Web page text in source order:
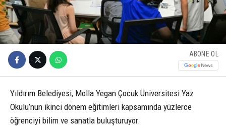
ABONE OL
Yıldırım Belediyesi, Molla Yegan Çocuk Üniversitesi Yaz
Okulu’nun ikinci dönem eğitimleri kapsamında yüzlerce
öğrenciyi bilim ve sanatla buluşturuyor.